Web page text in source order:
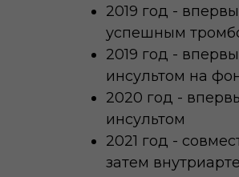
2019 год -
успешным
2019 год -
инсультом на
2020 год -
инсультом
2021 год -
затем